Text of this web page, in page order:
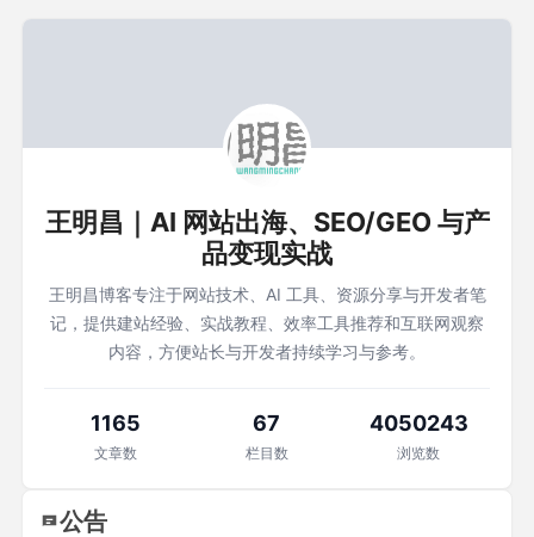
王明昌｜AI 网站出海、SEO/GEO 与产
品变现实战
王明昌博客专注于网站技术、AI 工具、资源分享与开发者笔
记，提供建站经验、实战教程、效率工具推荐和互联网观察
内容，方便站长与开发者持续学习与参考。
1165
文章数
67
栏目数
4050243
浏览数
公告